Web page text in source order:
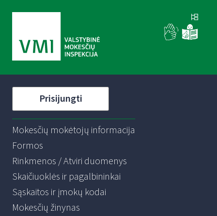
Prisijungti
Mokesčių mokėtojų informacija
Formos
Rinkmenos / Atviri duomenys
Skaičiuoklės ir pagalbininkai
Sąskaitos ir įmokų kodai
Mokesčių žinynas